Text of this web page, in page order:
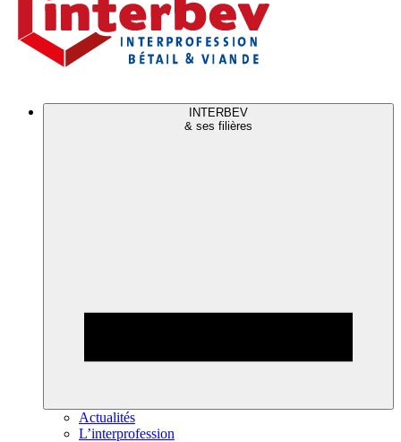
INTERBEV
& ses filières
Actualités
L’interprofession